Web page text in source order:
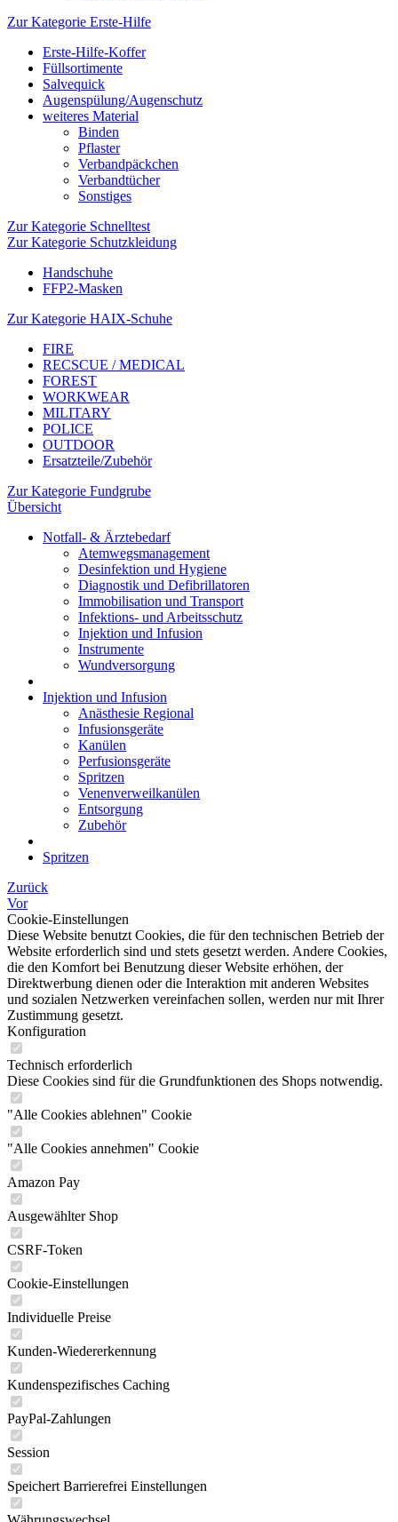
Zur Kategorie Erste-Hilfe
Erste-Hilfe-Koffer
Füllsortimente
Salvequick
Augenspülung/Augenschutz
weiteres Material
Binden
Pflaster
Verbandpäckchen
Verbandtücher
Sonstiges
Zur Kategorie Schnelltest
Zur Kategorie Schutzkleidung
Handschuhe
FFP2-Masken
Zur Kategorie HAIX-Schuhe
FIRE
RECSCUE / MEDICAL
FOREST
WORKWEAR
MILITARY
POLICE
OUTDOOR
Ersatzteile/Zubehör
Zur Kategorie Fundgrube
Übersicht
Notfall- & Ärztebedarf
Atemwegsmanagement
Desinfektion und Hygiene
Diagnostik und Defibrillatoren
Immobilisation und Transport
Infektions- und Arbeitsschutz
Injektion und Infusion
Instrumente
Wundversorgung
Injektion und Infusion
Anästhesie Regional
Infusionsgeräte
Kanülen
Perfusionsgeräte
Spritzen
Venenverweilkanülen
Entsorgung
Zubehör
Spritzen
Zurück
Vor
Cookie-Einstellungen
Diese Website benutzt Cookies, die für den technischen Betrieb der
Website erforderlich sind und stets gesetzt werden. Andere Cookies,
die den Komfort bei Benutzung dieser Website erhöhen, der
Direktwerbung dienen oder die Interaktion mit anderen Websites
und sozialen Netzwerken vereinfachen sollen, werden nur mit Ihrer
Zustimmung gesetzt.
Konfiguration
Technisch erforderlich
Diese Cookies sind für die Grundfunktionen des Shops notwendig.
"Alle Cookies ablehnen" Cookie
"Alle Cookies annehmen" Cookie
Amazon Pay
Ausgewählter Shop
CSRF-Token
Cookie-Einstellungen
Individuelle Preise
Kunden-Wiedererkennung
Kundenspezifisches Caching
PayPal-Zahlungen
Session
Speichert Barrierefrei Einstellungen